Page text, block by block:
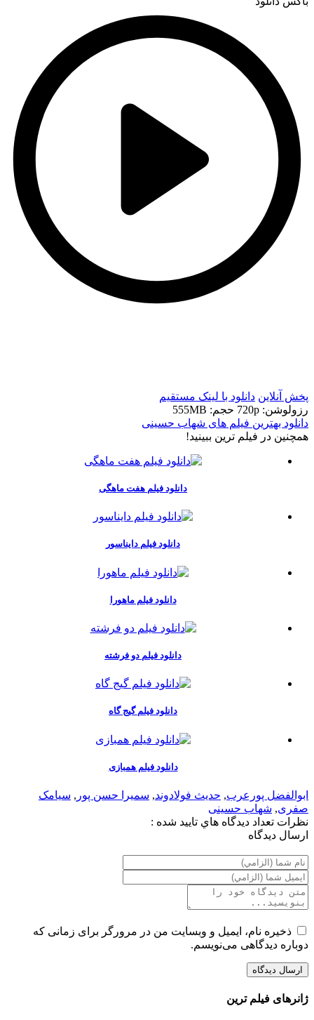
پخش آنلاین دانلود با لينک مستقيم
رزولوشن: 720p
حجم: 555MB
دانلود بهترین فیلم های شهاب حسینی
همچنين در فيلم ترين ببينيد!
دانلود فیلم هفت ماهگی
دانلود فیلم دایناسور
دانلود فیلم ماهورا
دانلود فیلم دو فرشته
دانلود فیلم گیج گاه
دانلود فیلم همبازی
ابوالفضل پورعرب, حدیث فولادوند, سمیرا حسن پور , سیامک
صفری, شهاب حسینی
نظرات تعداد ديدگاه هاي تاييد شده :
ارسال ديدگاه
ذخیره نام، ایمیل و وبسایت من در مرورگر برای زمانی که
دوباره دیدگاهی می‌نویسم.
ژانرهای فیلم ترین